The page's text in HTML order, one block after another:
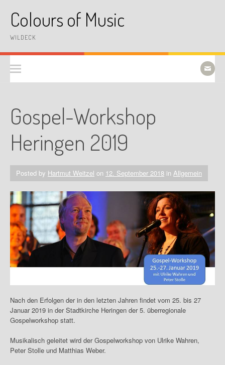
contentColours of Music
WILDECK
Gospel-Workshop
Heringen 2019
Posted by Hartmut Weitzel on 12. September 2018 in Allgemein
Nach den Erfolgen der in den letzten Jahren findet vom 25. bis 27
Januar 2019 in der Stadtkirche Heringen der 5. überregionale
Gospelworkshop statt.
Musikalisch geleitet wird der Gospelworkshop von Ulrike Wahren,
Peter Stolle und Matthias Weber.